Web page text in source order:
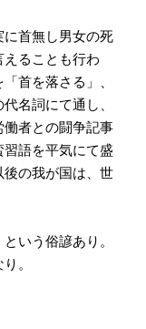
首無し男女の死
ることも行わ
首を落さる」、
名詞にて通し、
者との闘争記事
語を平気にて盛
後の我が国は、世
いう俗諺あり。
。